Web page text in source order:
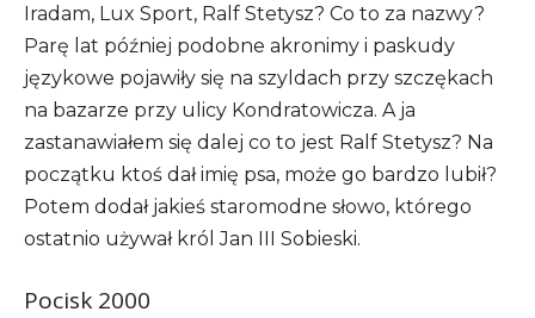
Iradam, Lux Sport, Ralf Stetysz? Co to za nazwy?
Parę lat później podobne akronimy i paskudy
językowe pojawiły się na szyldach przy szczękach
na bazarze przy ulicy Kondratowicza. A ja
zastanawiałem się dalej co to jest Ralf Stetysz? Na
początku ktoś dał imię psa, może go bardzo lubił?
Potem dodał jakieś staromodne słowo, którego
ostatnio używał król Jan III Sobieski.
Pocisk 2000